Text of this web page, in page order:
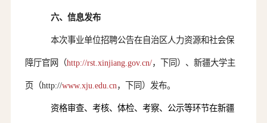
六、信息发布
本次事业单位招聘公告在自治区人力资源和社会保
障厅官网（http://rst.xinjiang.gov.cn/，下同）、新疆大学主
页（http://www.xju.edu.cn，下同）发布。
资格审查、 考核、体检、考察、公示等环节在新疆